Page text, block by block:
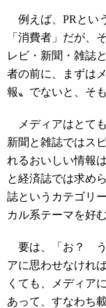
例えば、PRとい
「消費者」だが、
レビ・新聞・雑誌
者の前に、まずは
報〟でないと、そ
メディアはとても
新聞と雑誌ではス
れるおいしい情報
と経済誌では求め
誌というカテゴリ
カル系テーマを好
要は、「お？ う
アに思わせなけれ
くても、メディア
あって、すなわち